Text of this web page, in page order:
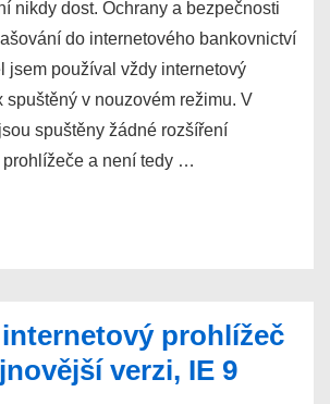
nikdy dost. Ochrany a bezpečnosti
do internetového bankovnictví
jsem používal vždy internetový
spuštěný v nouzovém režimu. V
spuštěny žádné rozšíření
prohlížeče a není tedy …
prohlížeč
verzi, IE 9